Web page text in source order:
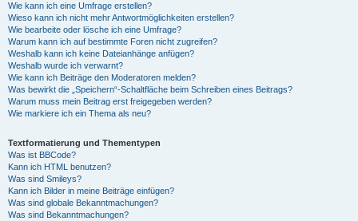
Wie kann ich eine Umfrage erstellen?
Wieso kann ich nicht mehr Antwortmöglichkeiten erstellen?
Wie bearbeite oder lösche ich eine Umfrage?
Warum kann ich auf bestimmte Foren nicht zugreifen?
Weshalb kann ich keine Dateianhänge anfügen?
Weshalb wurde ich verwarnt?
Wie kann ich Beiträge den Moderatoren melden?
Was bewirkt die „Speichern“-Schaltfläche beim Schreiben eines Beitrags?
Warum muss mein Beitrag erst freigegeben werden?
Wie markiere ich ein Thema als neu?
Textformatierung und Thementypen
Was ist BBCode?
Kann ich HTML benutzen?
Was sind Smileys?
Kann ich Bilder in meine Beiträge einfügen?
Was sind globale Bekanntmachungen?
Was sind Bekanntmachungen?